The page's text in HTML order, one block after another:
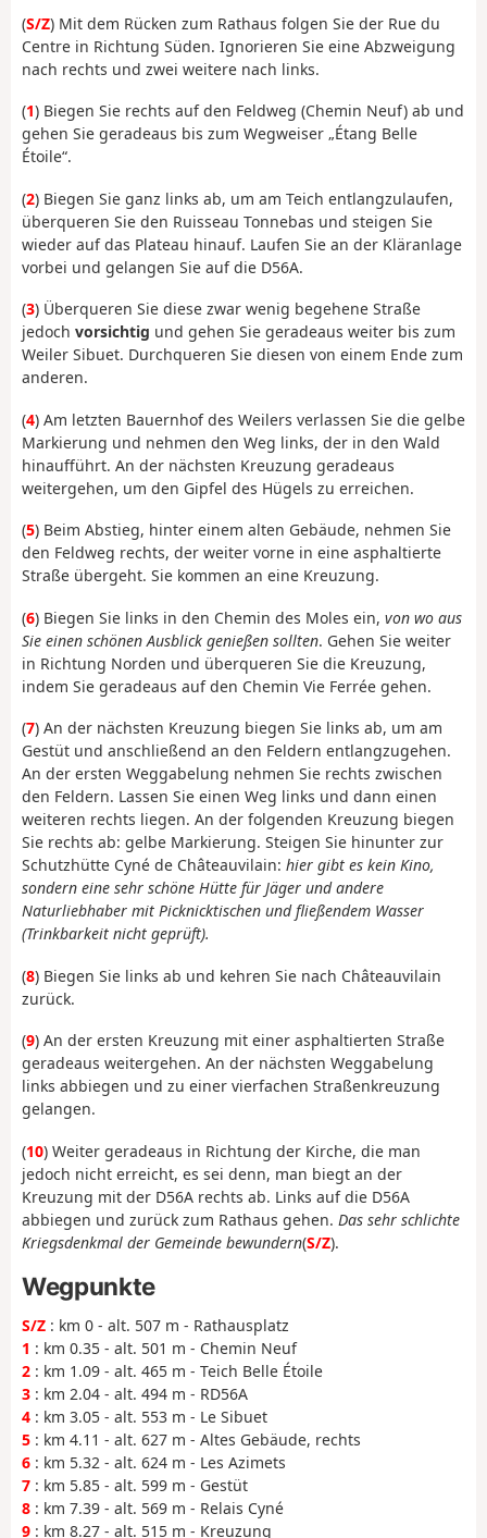
(S/Z) Mit dem Rücken zum Rathaus folgen Sie der Rue du
Centre in Richtung Süden. Ignorieren Sie eine Abzweigung
nach rechts und zwei weitere nach links.
(1) Biegen Sie rechts auf den Feldweg (Chemin Neuf) ab und
gehen Sie geradeaus bis zum Wegweiser „Étang Belle
Étoile“.
(2) Biegen Sie ganz links ab, um am Teich entlangzulaufen,
überqueren Sie den Ruisseau Tonnebas und steigen Sie
wieder auf das Plateau hinauf. Laufen Sie an der Kläranlage
vorbei und gelangen Sie auf die D56A.
(3) Überqueren Sie diese zwar wenig begehene Straße
jedoch vorsichtig und gehen Sie geradeaus weiter bis zum
Weiler Sibuet. Durchqueren Sie diesen von einem Ende zum
anderen.
(4) Am letzten Bauernhof des Weilers verlassen Sie die gelbe
Markierung und nehmen den Weg links, der in den Wald
hinaufführt. An der nächsten Kreuzung geradeaus
weitergehen, um den Gipfel des Hügels zu erreichen.
(5) Beim Abstieg, hinter einem alten Gebäude, nehmen Sie
den Feldweg rechts, der weiter vorne in eine asphaltierte
Straße übergeht. Sie kommen an eine Kreuzung.
(6) Biegen Sie links in den Chemin des Moles ein, von wo aus
Sie einen schönen Ausblick genießen sollten. Gehen Sie weiter
in Richtung Norden und überqueren Sie die Kreuzung,
indem Sie geradeaus auf den Chemin Vie Ferrée gehen.
(7) An der nächsten Kreuzung biegen Sie links ab, um am
Gestüt und anschließend an den Feldern entlangzugehen.
An der ersten Weggabelung nehmen Sie rechts zwischen
den Feldern. Lassen Sie einen Weg links und dann einen
weiteren rechts liegen. An der folgenden Kreuzung biegen
Sie rechts ab: gelbe Markierung. Steigen Sie hinunter zur
Schutzhütte Cyné de Châteauvilain: hier gibt es kein Kino,
sondern eine sehr schöne Hütte für Jäger und andere
Naturliebhaber mit Picknicktischen und fließendem Wasser
(Trinkbarkeit nicht geprüft).
(8) Biegen Sie links ab und kehren Sie nach Châteauvilain
zurück.
(9) An der ersten Kreuzung mit einer asphaltierten Straße
geradeaus weitergehen. An der nächsten Weggabelung
links abbiegen und zu einer vierfachen Straßenkreuzung
gelangen.
(10) Weiter geradeaus in Richtung der Kirche, die man
jedoch nicht erreicht, es sei denn, man biegt an der
Kreuzung mit der D56A rechts ab. Links auf die D56A
abbiegen und zurück zum Rathaus gehen. Das sehr schlichte
Kriegsdenkmal der Gemeinde bewundern(S/Z).
Wegpunkte
S/Z : km 0 - alt. 507 m - Rathausplatz
1 : km 0.35 - alt. 501 m - Chemin Neuf
2 : km 1.09 - alt. 465 m - Teich Belle Étoile
3 : km 2.04 - alt. 494 m - RD56A
4 : km 3.05 - alt. 553 m - Le Sibuet
5 : km 4.11 - alt. 627 m - Altes Gebäude, rechts
6 : km 5.32 - alt. 624 m - Les Azimets
7 : km 5.85 - alt. 599 m - Gestüt
8 : km 7.39 - alt. 569 m - Relais Cyné
9 : km 8.27 - alt. 515 m - Kreuzung